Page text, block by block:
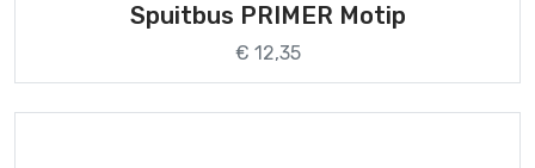
Spuitbus PRIMER Motip
€ 12,35